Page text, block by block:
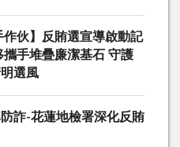
作伙】反賄選宣導啟動記
手堆疊廉潔基石 守護
選風
詐-花蓮地檢署深化反賄